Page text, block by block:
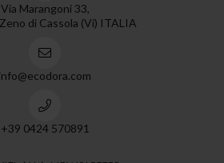
Via Marangoni 33,
di Cassola (Vi) ITALIA
info@ecodora.com
+39 0424 570891